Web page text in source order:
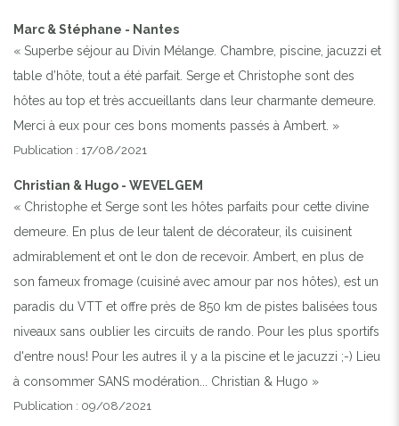
Marc & Stéphane - Nantes
« Superbe séjour au Divin Mélange. Chambre, piscine, jacuzzi et
table d’hôte, tout a été parfait. Serge et Christophe sont des
hôtes au top et très accueillants dans leur charmante demeure.
Merci à eux pour ces bons moments passés à Ambert. »
Publication : 17/08/2021
Christian & Hugo - WEVELGEM
« Christophe et Serge sont les hôtes parfaits pour cette divine
demeure. En plus de leur talent de décorateur, ils cuisinent
admirablement et ont le don de recevoir. Ambert, en plus de
son fameux fromage (cuisiné avec amour par nos hôtes), est un
paradis du VTT et offre près de 850 km de pistes balisées tous
niveaux sans oublier les circuits de rando. Pour les plus sportifs
d'entre nous! Pour les autres il y a la piscine et le jacuzzi ;-) Lieu
à consommer SANS modération... Christian & Hugo »
Publication : 09/08/2021